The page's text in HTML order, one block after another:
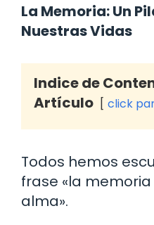
La Memoria: Un
Nuestras Vidas
Indice de
Artículo
click
Todos hemos
frase «la
alma».